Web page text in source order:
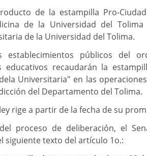
de la estampilla Pro-
de la Universidad del
de la Universidad del Tolima.
establecimientos públicos del
educativos recaudarán la
Universitaria" en las
del Departamento del Tolima.
rige a partir de la fecha de su
proceso de deliberación, el
siguiente texto del artículo 1o.: